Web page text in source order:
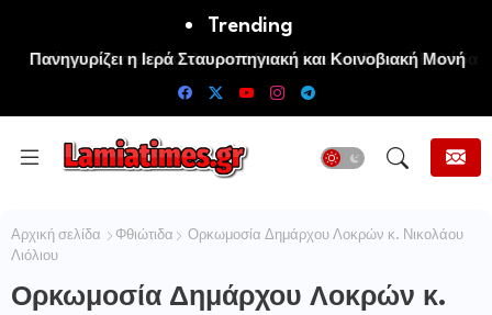
Trending
Πανηγυρίζει η Ιερά Σταυροπηγιακή και Κοινοβιακή Μονή
Μεταμορφώσεως του Σωτήρος Καμενων Βουρλων (Μονή
Αρχική σελίδα Φθιώτιδα
Ορκωμοσία Δημάρχου Λοκρών κ. Νικολάου
Λιόλιου
Ορκωμοσία Δημάρχου Λοκρών κ.